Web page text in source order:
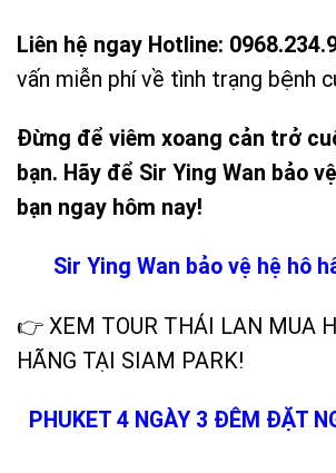
Liên hệ ngay Hotline:
vấn miễn phí về tình trạng bệnh
Đừng để viêm xoang cản trở
bạn. Hãy để Sir Ying Wan bảo
bạn ngay hôm nay!
Sir Ying Wan bảo vệ hệ hô
👉 XEM TOUR THÁI LAN MUA
HÃNG TẠI SIAM PARK!
PHUKET 4 NGÀY 3 ĐÊM ĐẶT